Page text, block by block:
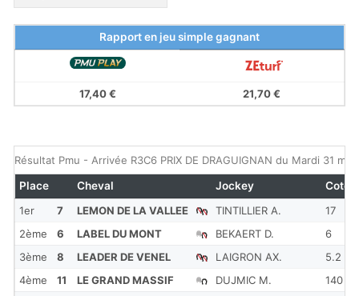
Rapport en jeu simple gagnant
17,40 € 21,70 €
Résultat Pmu - Arrivée R3C6 PRIX DE DRAGUIGNAN du Mardi 31
1er 7 LEMON DE LA VALLEE TINTILLIER A. 17
2ème
6 LABEL DU MONT BEKAERT D. 6
3ème
8 LEADER DE VENEL LAIGRON AX. 5.2
4ème
11 LE GRAND MASSIF DUJMIC M. 140
Place Cheval Jockey Cote